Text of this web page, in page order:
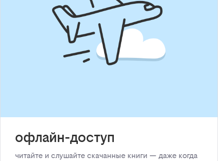
офлайн-доступ
читайте и слушайте скачанные книги — даже когда